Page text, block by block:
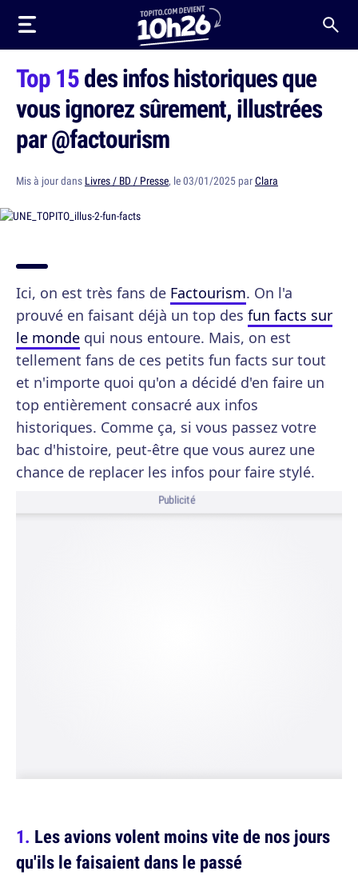
Top 15des infos historiques que
vous ignorez sûrement, illustrées
par @factourism
Mis à jour dans Livres / BD / Presse, le 03/01/2025 parClara
Ici, on est très fans de Factourism. On l'a
prouvé en faisant déjà un top des fun facts sur
le monde qui nous entoure. Mais, on est
tellement fans de ces petits fun facts sur tout
et n'importe quoi qu'on a décidé d'en faire un
top entièrement consacré aux infos
historiques. Comme ça, si vous passez votre
bac d'histoire, peut-être que vous aurez une
chance de replacer les infos pour faire stylé.
Publicité
Les avions volent moins vite de nos jours
qu'ils le faisaient dans le passé